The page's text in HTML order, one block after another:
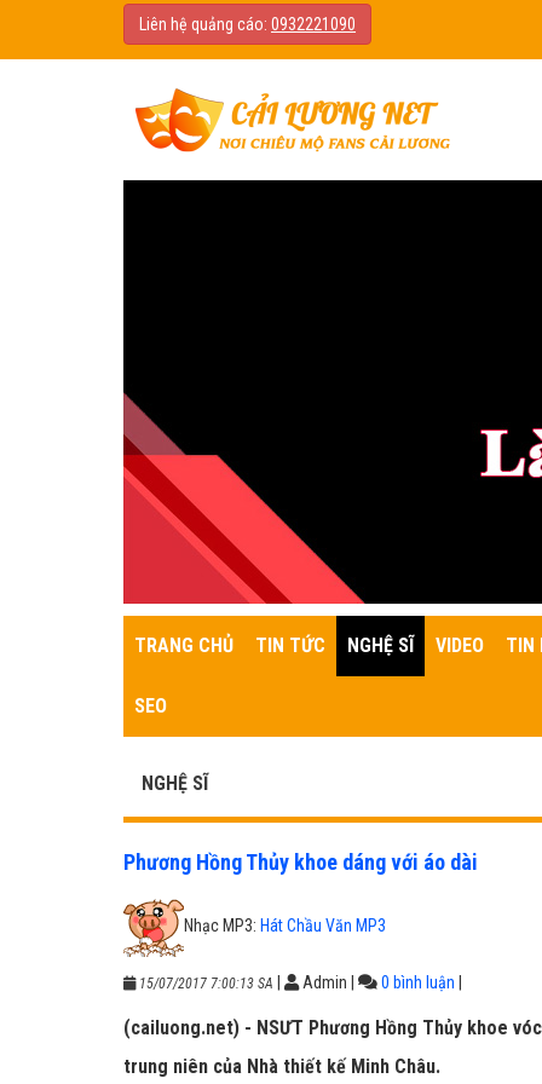
Liên hệ quảng cáo: 0932221090
TRANG CHỦ TIN TỨC NGHỆ SĨ VIDEO TIN
SEO
NGHỆ SĨ
Phương Hồng Thủy khoe dáng với áo dài
Nhạc MP3: Hát Chầu Văn MP3
15/07/2017 7:00:13 SA Admin 0 bình luận
(cailuong.net) - NSƯT Phương Hồng Thủy khoe
trung niên của Nhà thiết kế Minh Châu.